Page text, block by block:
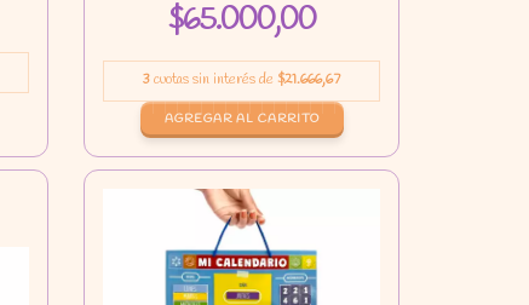
$65.000,00
3cuotas sin interés de $21.666,67
AGREGAR AL CARRITO